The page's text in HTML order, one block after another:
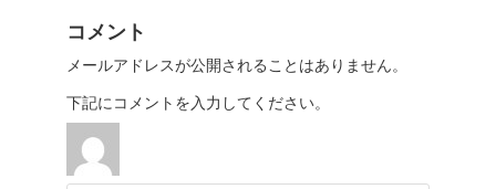
コメント
メールアドレスが公開されることはありません。
下記にコメントを入力してください。